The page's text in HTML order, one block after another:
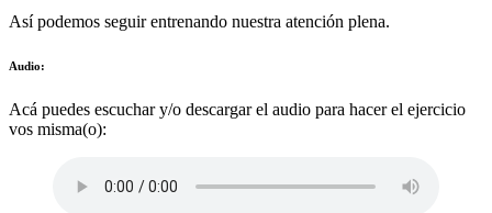
Así podemos seguir entrenando nuestra atención plena.
Audio:
Acá puedes escuchar y/o descargar el audio para hacer el ejercicio
vos misma(o):